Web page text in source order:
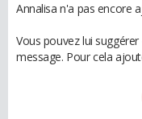
Annalisa n'a pas encore
Vous pouvez lui
message. Pour cela